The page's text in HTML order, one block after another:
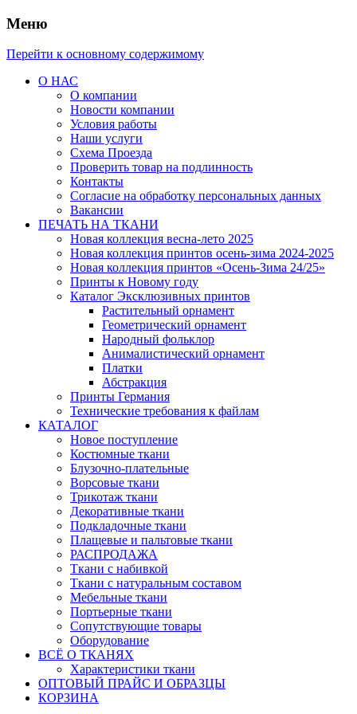
Меню
Перейти к основному содержимому
О НАС
О компании
Новости компании
Условия работы
Наши услуги
Схема Проезда
Проверить товар на подлинность
Контакты
Согласие на обработку персональных данных
Вакансии
ПЕЧАТЬ НА ТКАНИ
Новая коллекция весна-лето 2025
Новая коллекция принтов осень-зима 2024-2025
Новая коллекция принтов «Осень-Зима 24/25»
Принты к Новому году
Каталог Эксклюзивных принтов
Растительный орнамент
Геометрический орнамент
Народный фольклор
Анималистический орнамент
Платки
Абстракция
Принты Германия
Технические требования к файлам
КАТАЛОГ
Новое поступление
Костюмные ткани
Блузочно-плательные
Ворсовые ткани
Трикотаж ткани
Декоративные ткани
Подкладочные ткани
Плащевые и пальтовые ткани
РАСПРОДАЖА
Ткани с набивкой
Ткани с натуральным составом
Мебельные ткани
Портьерные ткани
Сопутствующие товары
Оборудование
ВСЁ О ТКАНЯХ
Характеристики ткани
ОПТОВЫЙ ПРАЙС И ОБРАЗЦЫ
КОРЗИНА